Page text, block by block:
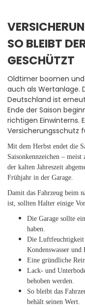
SO BLEIBT
GESCHÜTZT
Oldtimer boomen
auch als Wertanlage.
Deutschland ist
Ende der Saison
richtigen Einwinterns.
Versicherungsschutz
Mit dem Herbst endet die
Saisonkennzeichen –
der kalten Jahreszeit
Frühjahr in der Garage.
Damit das Fahrzeug beim
ist, sollten Halter einige
Die Garage sollte
haben.
Die Luftfeuchtigkeit
Kondenswasser und
Eine gründliche
Lack- und
behoben werden.
So bleibt das
behält seinen Wert.